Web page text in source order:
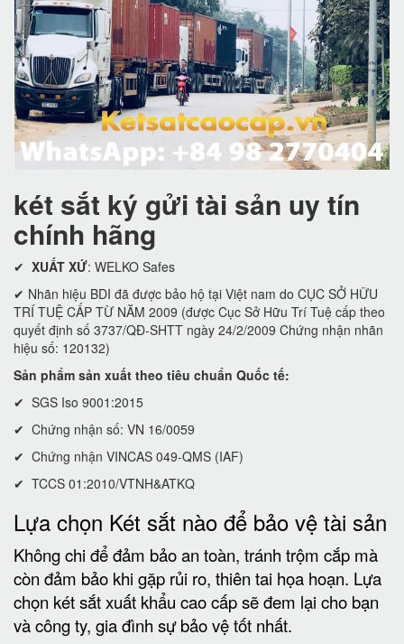
két sắt ký gửi tài sản uy tín
chính hãng
✔ XUẤT XỨ: WELKO Safes
✔ Nhãn hiệu BDI đã được bảo hộ tại Việt nam do CỤC SỞ HỮU
TRÍ TUỆ CẤP TỪ NĂM 2009 (được Cục Sở Hữu Trí Tuệ cấp theo
quyết định số 3737/QĐ-SHTT ngày 24/2/2009 Chứng nhận nhãn
hiệu số: 120132)
Sản phẩm sản xuất theo tiêu chuẩn Quốc tế:
✔ SGS Iso 9001:2015
✔ Chứng nhận số: VN 16/0059
✔ Chứng nhận VINCAS 049-QMS (IAF)
✔ TCCS 01:2010/VTNH&ATKQ
Lựa chọn Két sắt nào để bảo vệ tài sản
Không chi để đảm bảo an toàn, tránh trộm cắp mà
còn đảm bảo khi gặp rủi ro, thiên tai họa hoạn. Lựa
chọn két sắt xuất khẩu cao cấp sẽ đem lại cho bạn
và công ty, gia đình sự bảo vệ tốt nhất.